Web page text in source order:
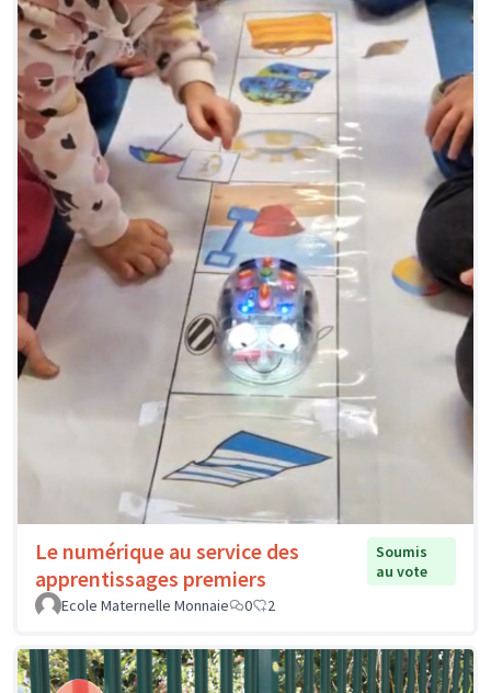
Le numérique au service des
apprentissages premiers
Soumis
au vote
Ecole Maternelle Monnaie
0 2